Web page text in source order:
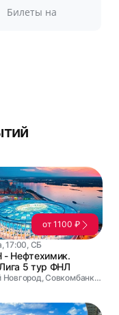
Билеты на
от 1100 ₽
17:00, СБ
- Нефтехимик.
5 тур ФНЛ
г. Нижний Новгород, Совкомбанк Арена